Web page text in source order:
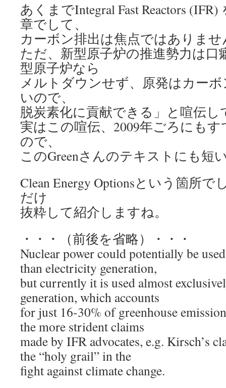
あくまでIntegral Fast Reactors
章でして、
カーボン排出は焦点ではありませ
ただ、新型原子炉の推進勢力は
型原子炉なら
メルトダウンせず、原発はカー
いので、
脱炭素化に貢献できる」と喧伝し
実はこの喧伝、2009年ごろにも
ので、
このGreenさんのテキストにも短
Clean Energy Optionsという箇所
だけ
抜粋して紹介しますね。
・・・（前後を省略）・・・
Nuclear power could potentially be
than electricity generation,
but currently it is used almost
generation, which accounts
for just 16-30% of greenhouse
the more strident claims
made by IFR advocates, e.g. Kirsch’s
the “holy grail” in the
fight against climate change.